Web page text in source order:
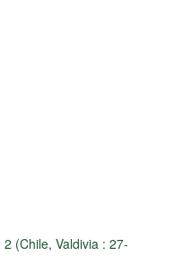
(Chile, Valdivia : 27-